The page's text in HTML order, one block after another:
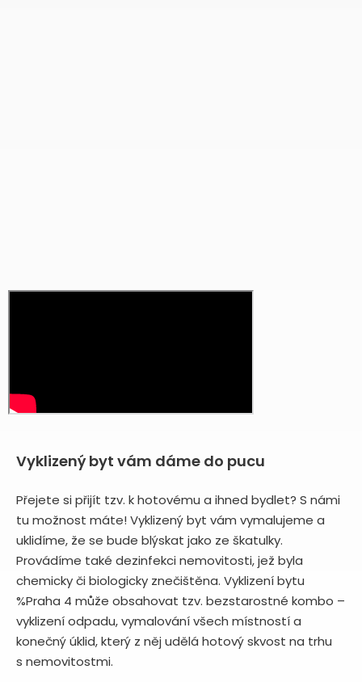
Vyklizený byt vám dáme do pucu
Přejete si přijít tzv. k hotovému a ihned bydlet? S námi
tu možnost máte! Vyklizený byt vám vymalujeme a
uklidíme, že se bude blýskat jako ze škatulky.
Provádíme také dezinfekci nemovitosti, jež byla
chemicky či biologicky znečištěna. Vyklizení bytu
%Praha 4 může obsahovat tzv. bezstarostné kombo –
vyklizení odpadu, vymalování všech místností a
konečný úklid, který z něj udělá hotový skvost na trhu
s nemovitostmi.